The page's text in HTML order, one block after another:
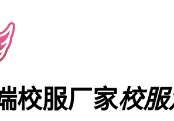
校服厂家校